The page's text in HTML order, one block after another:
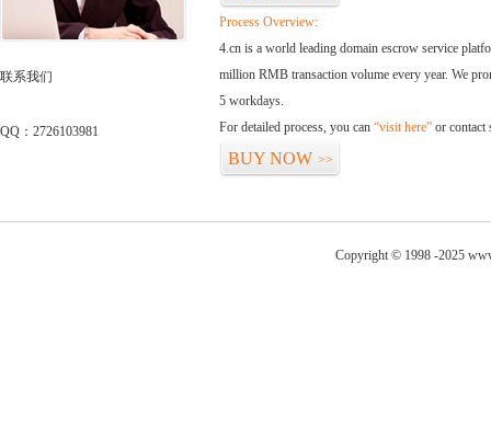
联系我们
QQ：2726103981
Process Overview:
4.cn is a world leading domain escrow service
million RMB transaction volume every year. We
5 workdays.
For detailed process, you can “visit here” or contact
BUY NOW >>
Copyright © 1998 -2025